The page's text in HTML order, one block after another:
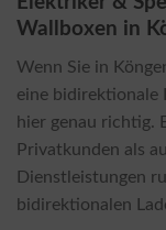
Wallboxen in
Wenn Sie in
eine bidirektionale
hier genau richtig.
Privatkunden als
Dienstleistungen
bidirektionalen